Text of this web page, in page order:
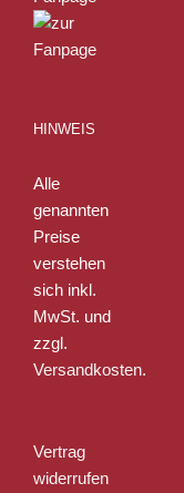
HINWEIS
Alle
genannten
Preise
verstehen
sich inkl.
MwSt. und
zzgl.
Versandkosten.
Vertrag
widerrufen